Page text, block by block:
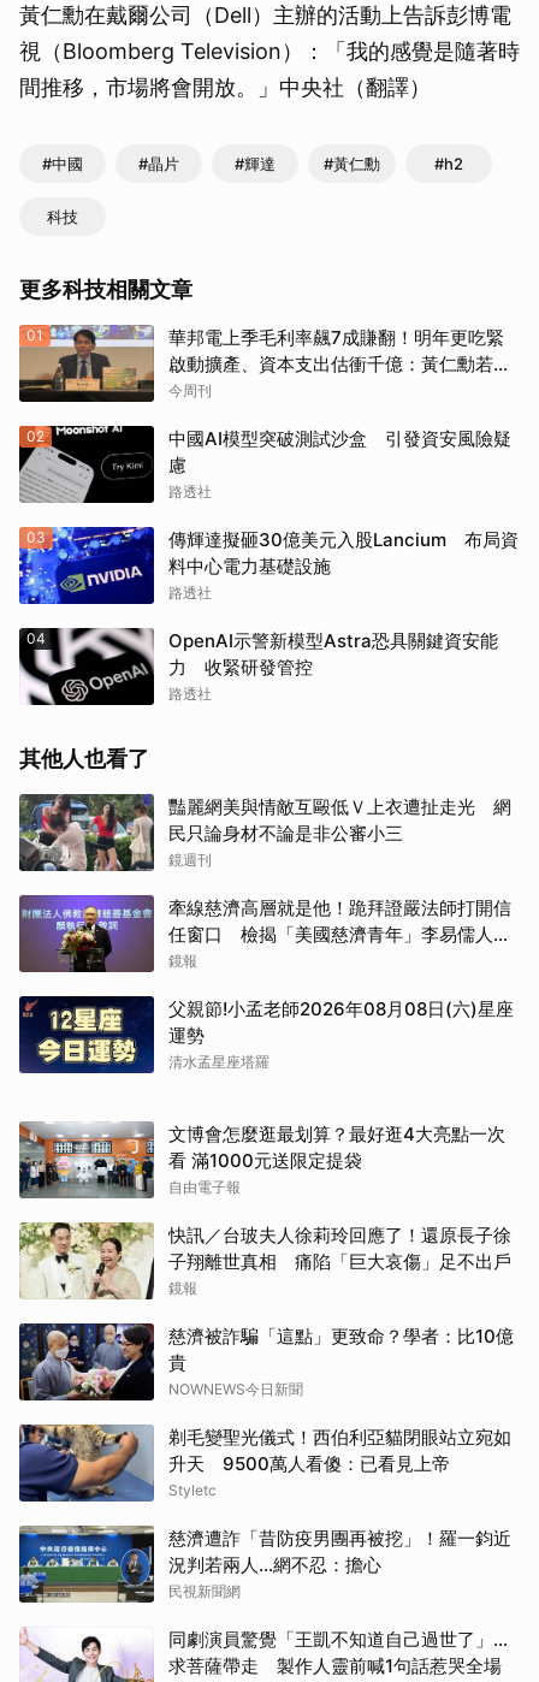
黃仁勳在戴爾公司（Dell）主辦的活動上告訴彭博電
視（Bloomberg Television）：「我的感覺是隨著時
間推移，市場將會開放。」中央社（翻譯）
#中國 #晶片 #輝達 #黃仁勳 #h2
科技
更多科技相關文章
01
華邦電上季毛利率飆7成賺翻！明年更吃緊
啟動擴產、資本支出估衝千億：黃仁勳若想
到，早入主記憶體廠
今周刊
02
中國AI模型突破測試沙盒 引發資安風險疑
慮
路透社
03
傳輝達擬砸30億美元入股Lancium 布局資
料中心電力基礎設施
路透社
04
OpenAI示警新模型Astra恐具關鍵資安能
力 收緊研發管控
路透社
其他人也看了
豔麗網美與情敵互毆低Ｖ上衣遭扯走光 網
民只論身材不論是非公審小三
鏡週刊
牽線慈濟高層就是他！跪拜證嚴法師打開信
任窗口 檢揭「美國慈濟青年」李易儒人脈
網絡
鏡報
父親節!小孟老師2026年08月08日(六)星座
運勢
清水孟星座塔羅
文博會怎麼逛最划算？最好逛4大亮點一次
看 滿1000元送限定提袋
自由電子報
快訊／台玻夫人徐莉玲回應了！還原長子徐
子翔離世真相 痛陷「巨大哀傷」足不出戶
鏡報
慈濟被詐騙「這點」更致命？學者：比10億
貴
NOWNEWS今日新聞
剃毛變聖光儀式！西伯利亞貓閉眼站立宛如
升天 9500萬人看傻：已看見上帝
Styletc
慈濟遭詐「昔防疫男團再被挖」！羅一鈞近
況判若兩人…網不忍：擔心
民視新聞網
同劇演員驚覺「王凱不知道自己過世了」...
求菩薩帶走 製作人靈前喊1句話惹哭全場